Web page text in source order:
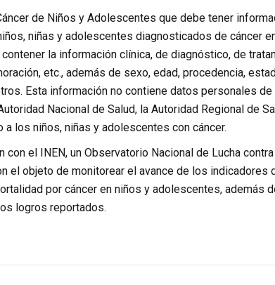
de Niños y Adolescentes que debe tener
niñas y adolescentes diagnosticados de cáncer
la información clínica, de diagnóstico, de
etc., además de sexo, edad, procedencia,
Esta información no contiene datos personales de
Nacional de Salud, la Autoridad Regional de
los niños, niñas y adolescentes con cáncer.
el INEN, un Observatorio Nacional de Lucha
el objeto de monitorear el avance de los indicadores
por cáncer en niños y adolescentes, además
logros reportados.